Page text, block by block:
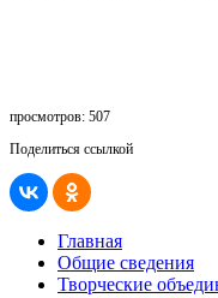
просмотров: 507
Поделиться ссылкой
Главная
Общие сведения
Творческие